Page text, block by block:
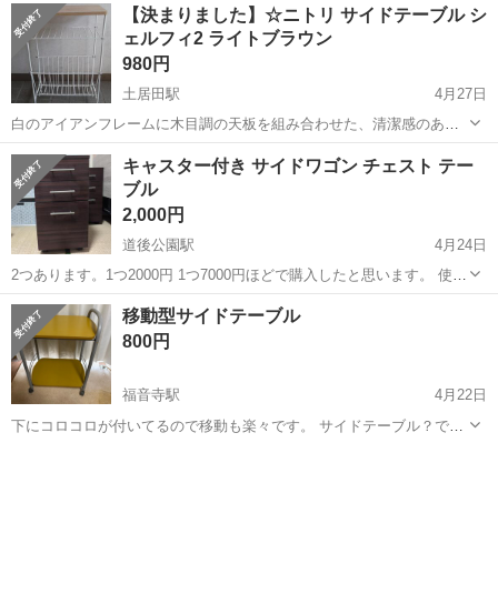
【決まりました】☆ニトリ サイドテーブル シ
ェルフィ2 ライトブラウン
980円
土居田駅
4月27日
白のアイアンフレームに木目調の天板を組み合わせた、清潔感のある
マガジンラック付きサイドテーブルです。 スリムな設計ながら、上部
はテーブルとして、下部は雑誌や新聞を収納できるラックとして、1台
2役で活躍します。 TSU...
愛媛 松山市 土居田駅 テーブル シェルフィ
キャスター付き サイドワゴン チェスト テー
ブル
2,000円
道後公園駅
4月24日
2つあります。1つ2000円 1つ7000円ほどで購入したと思います。 使用
に伴う多少の傷はありますのでご理解いただける方のみよろしくお願
いします。 サイズ 高さ キャスター込み約58cm / なし53 cm
幅 約...
愛媛 松山市 道後公園駅 テーブル
移動型サイドテーブル
800円
福音寺駅
4月22日
下にコロコロが付いてるので移動も楽々です。 サイドテーブル？で